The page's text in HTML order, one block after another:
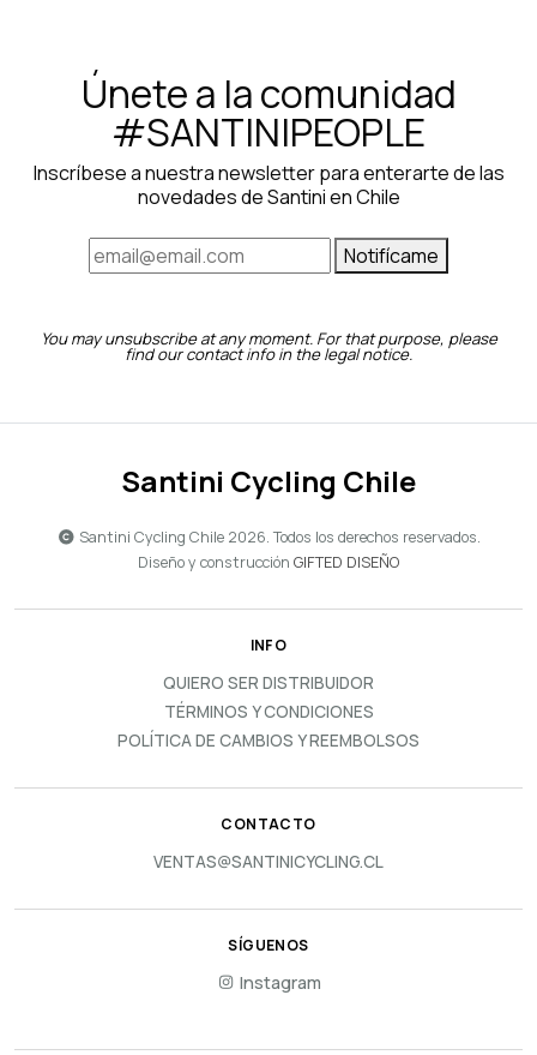
Únete a la comunidad
#SANTINIPEOPLE
Inscríbese a nuestra newsletter para enterarte de las
novedades de Santini en Chile
Notifícame
You may unsubscribe at any moment. For that purpose, please
find our contact info in the legal notice.
Santini Cycling Chile
Santini Cycling Chile 2026. Todos los derechos reservados.
Diseño y construcción GIFTED DISEÑO
INFO
QUIERO SER DISTRIBUIDOR
TÉRMINOS Y CONDICIONES
POLÍTICA DE CAMBIOS Y REEMBOLSOS
CONTACTO
VENTAS@SANTINICYCLING.CL
SÍGUENOS
Instagram